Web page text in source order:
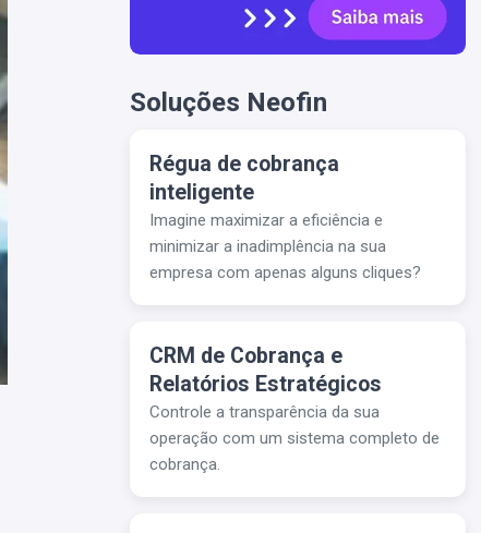
Soluções Neofin
Régua de cobrança
inteligente
Imagine maximizar a eficiência e
minimizar a inadimplência na sua
empresa com apenas alguns cliques?
CRM de Cobrança e
Relatórios Estratégicos
Controle a transparência da sua
operação com um sistema completo de
cobrança.